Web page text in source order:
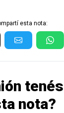
esta nota:
nota?